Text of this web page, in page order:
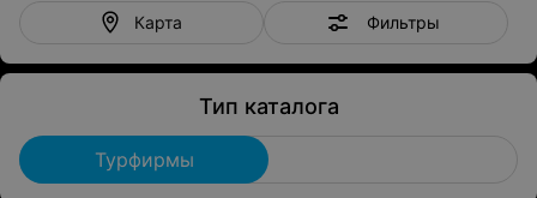
Карта Фильтры
Тип каталога
Турфирмы